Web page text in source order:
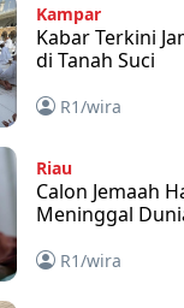
Kampar
Kabar Terkini
di Tanah Suci
R1/wira
Riau
Calon Jemaah
Meninggal
R1/wira